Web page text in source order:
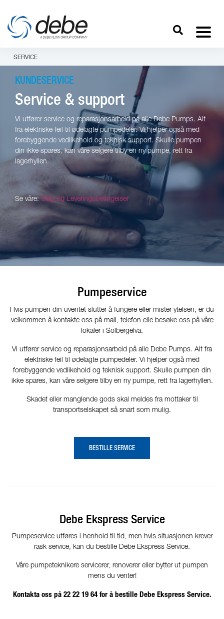
SERVICE
KUNDESERVICE
Service & support
Vi utfører service og reparasjonsarbeid på alle Debe Pumps. Alt
fra elektriske feil til ødelagte pumpedeler. Vi hjelper også med
forebyggende vedlikehold og teknisk support. Skulle pumpen
din ikke spares, kan våre selgere tilby en ny pumpe, rett fra
lagerhyllen.
Se våre:Salg og Leveringsbetingelser
Pumpeservice
Hvis pumpen din uventet slutter å fungere eller mister ytelsen, er du
velkommen å kontakte oss på mail, telefon elle besøke oss på våre
lokaler i Solbergelva.
Vi utfører service og reparasjonsarbeid på alle Debe Pumps. Alt fra
elektriske feil til ødelagte pumpedeler. Vi hjelper også med
forebyggende vedlikehold og teknisk support. Skulle pumpen din
ikke spares, kan våre selgere tilby en ny pumpe, rett fra lagerhyllen.
Skadet eller manglende gods skal meldes fra mottaker til
transportselskapet så snart som mulig.
BESTILLE SERVICE
Debe Ekspress Service
Pumpeservice utføres i henhold til tid, men hvis situasjonen krever
rask service, kan du bestille Debe Ekspress Service.
Våre pumpeteknikere servicerer, renoverer eller bytter ut pumpen
mens du venter!
Kontakta oss på 22 22 19 64 for å bestille Debe Ekspress Service.